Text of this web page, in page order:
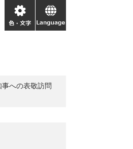
色・
文
language
への表敬訪問